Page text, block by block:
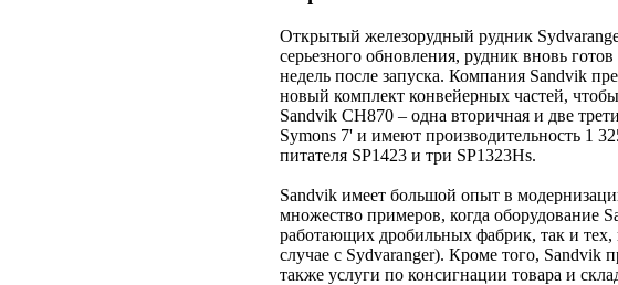
Открытый железорудный рудник
серьезного обновления, рудник вновь
недель после запуска. Компания Sandvik
новый комплект конвейерных частей,
Sandvik CH870 – одна вторичная и две
Symons 7' и имеют производительность 1
питателя SP1423 и три SP1323Hs.
Sandvik имеет большой опыт в
множество примеров, когда оборудование
работающих дробильных фабрик, так и
случае с Sydvaranger). Кроме того, Sandvik
также услуги по консигнации товара и